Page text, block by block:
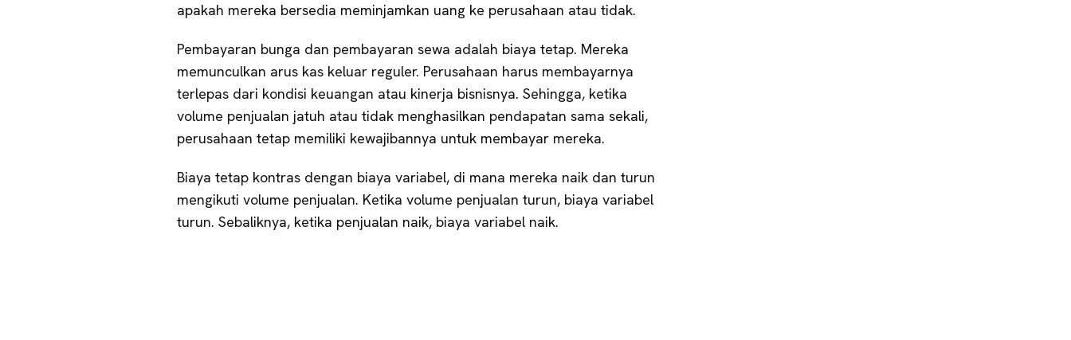
apakah mereka bersedia meminjamkan uang ke perusahaan atau tidak.
Pembayaran bunga dan pembayaran sewa adalah biaya tetap. Mereka
memunculkan arus kas keluar reguler. Perusahaan harus membayarnya
terlepas dari kondisi keuangan atau kinerja bisnisnya. Sehingga, ketika
volume penjualan jatuh atau tidak menghasilkan pendapatan sama sekali,
perusahaan tetap memiliki kewajibannya untuk membayar mereka.
Biaya tetap kontras dengan biaya variabel, di mana mereka naik dan turun
mengikuti volume penjualan. Ketika volume penjualan turun, biaya variabel
turun. Sebaliknya, ketika penjualan naik, biaya variabel naik.